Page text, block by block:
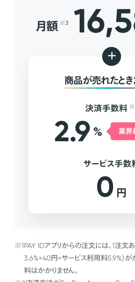
月額 ※3
+
商品が売れたと
決済手数料
2.9 % 業界
サービス手数
0 円
※1PAY IDアプリからの注文には、1注文
3.6%+40円+サービス利用料5.9%）が
料はかかりません。